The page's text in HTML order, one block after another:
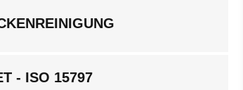
- ISO 15797